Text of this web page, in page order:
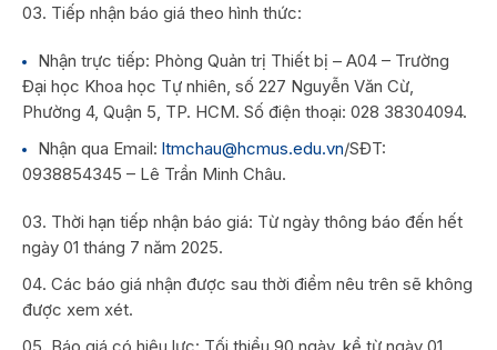
Tiếp nhận báo giá theo hình thức:
Nhận trực tiếp: Phòng Quản trị Thiết bị – A04 – Trường
Đại học Khoa học Tự nhiên, số 227 Nguyễn Văn Cừ,
Phường 4, Quận 5, TP. HCM. Số điện thoại: 028 38304094.
Nhận qua Email: ltmchau@hcmus.edu.vn/SĐT:
0938854345 – Lê Trần Minh Châu.
Thời hạn tiếp nhận báo giá: Từ ngày thông báo đến hết
ngày 01 tháng 7 năm 2025.
Các báo giá nhận được sau thời điểm nêu trên sẽ không
được xem xét.